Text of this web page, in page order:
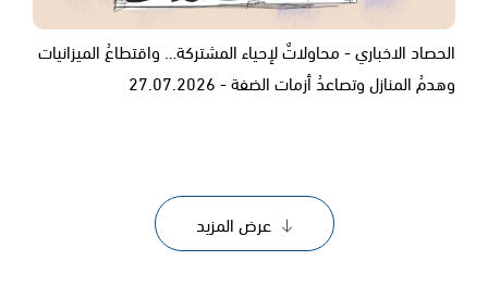
الحصاد الاخباري - محاولاتٌ لإحياء المشتركة… واقتطاعُ الميزانيات
وهدمُ المنازل وتصاعدُ أزمات الضفة - 27.07.2026
عرض المزيد